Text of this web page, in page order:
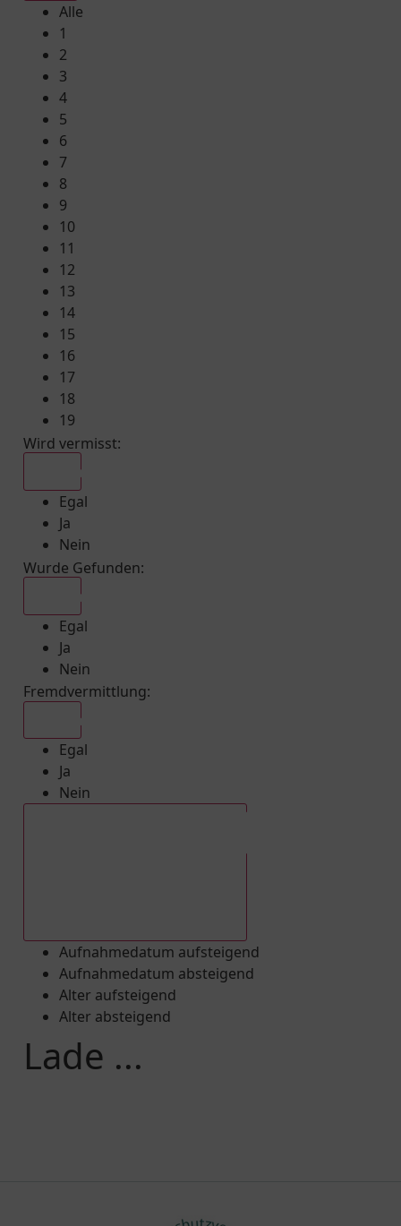
Alle
1
2
3
4
5
6
7
8
9
10
11
12
13
14
15
16
17
18
19
Wird vermisst:
Egal
Ja
Nein
Wurde Gefunden:
Egal
Ja
Nein
Fremdvermittlung:
Egal
Ja
Nein
Aufnahmedatum aufsteigend
Aufnahmedatum absteigend
Alter aufsteigend
Alter absteigend
Lade ...